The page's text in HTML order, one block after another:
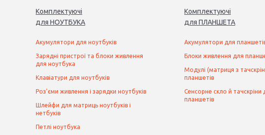
Комплектуючі
для НОУТБУКА
Акумулятори для ноутбуків
Зарядні пристрої та блоки живлення
для ноутбука
Клавіатури для ноутбуків
Роз'єми живлення і зарядки ноутбуків
Шлейфи для матриць ноутбуків і
нетбуків
Петлі ноутбука
Комплектуючі
для ПЛАНШЕТА
Акумулятори для
Блоки живлення для
Модулі (матриця з
планшетів
Сенсорне скло й тачскріни
планшетів